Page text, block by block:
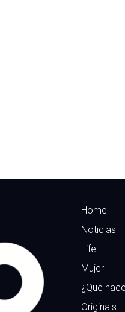
Home
Noticias
Life
Mujer
¿Que
Originals